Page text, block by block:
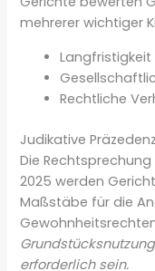
mehrerer wichtiger
Langfristigkeit
Rechtliche
Judikative
Die
2025 werden
Maßstäbe für die
erforderlich sein.